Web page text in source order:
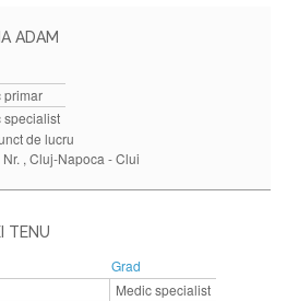
ADAM
primar
specialist
de lucru
, Cluj-Napoca - Clui
TENU
Grad
Medic specialist